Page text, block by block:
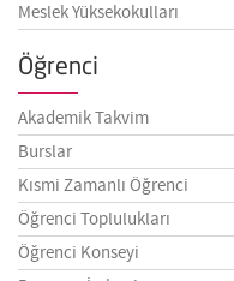
Meslek Yüksekokulları
Öğrenci
Akademik Takvim
Burslar
Kısmi Zamanlı Öğrenci
Öğrenci Toplulukları
Öğrenci Konseyi